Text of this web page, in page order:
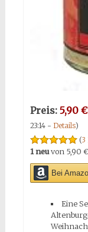
Preis: 5,90
23:14 - Details)
(3
1 neuvon 5,90
Bei
Eine